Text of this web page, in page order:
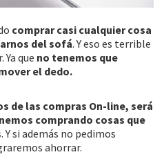
comprar casi cualquier cosa
del sofá. Y eso es terrible
que no tenemos que
el dedo.
de las compras On-line, será
comprando cosas que
. Y si además no pedimos
ahorrar.